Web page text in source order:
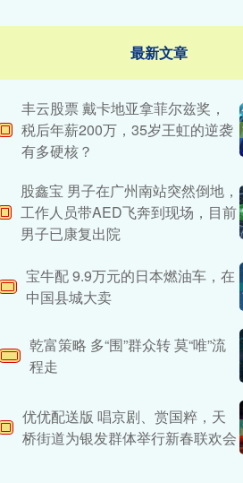
最新文章
丰云股票 戴卡地亚拿菲尔兹奖，
税后年薪200万，35岁王虹的逆袭
有多硬核？
股鑫宝 男子在广州南站突然倒地，
工作人员带AED飞奔到现场，目前
男子已康复出院
宝牛配 9.9万元的日本燃油车，在
中国县城大卖
乾富策略 多“围”群众转 莫“唯”流
程走
优优配送版 唱京剧、赏国粹，天
桥街道为银发群体举行新春联欢会